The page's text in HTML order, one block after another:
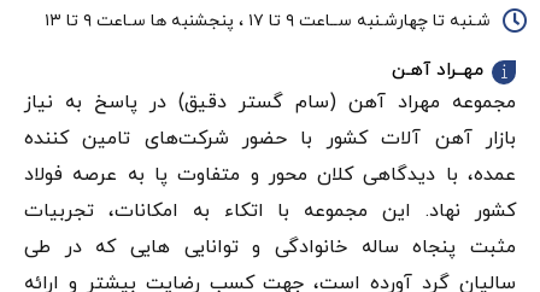
شـنبه تا چهارشـنبه ســاعت ۹ تا ۱۷ ، پنجشنبه ها سـاعت ۹ تا ۱۳
مهــراد آهـن
مجموعه مهراد آهن (سام گستر دقيق) در پاسخ به نیاز
بازار آهن‌ آلات کشور با حضور شرکت‌های تامین کننده
عمده، با دیدگاهی کلان محور و متفاوت پا به عرصه فولاد
کشور نهاد. این مجموعه با اتکاء به امکانات، تجربیات
مثبت پنجاه ساله خانوادگی و توانایی هایی که در طی
سالیان گرد آورده است، جهت کسب رضایت بیشتر و ارائه